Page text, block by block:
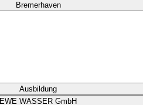
Bremerhaven
Ausbildung
EWE WASSER GmbH